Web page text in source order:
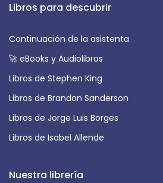
Libros para descubrir
Continuación de la asistenta
🚀 eBooks y Audiolibros
Libros de Stephen King
Libros de Brandon Sanderson
Libros de Jorge Luis Borges
Libros de Isabel Allende
Nuestra librería